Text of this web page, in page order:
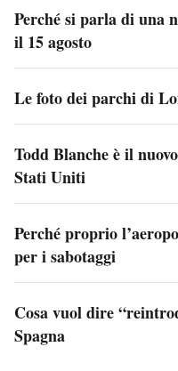
Perché si parla di una
il 15 agosto
Le foto dei parchi di
Todd Blanche è il
Stati Uniti
Perché proprio
per i sabotaggi
Cosa vuol dire
Spagna